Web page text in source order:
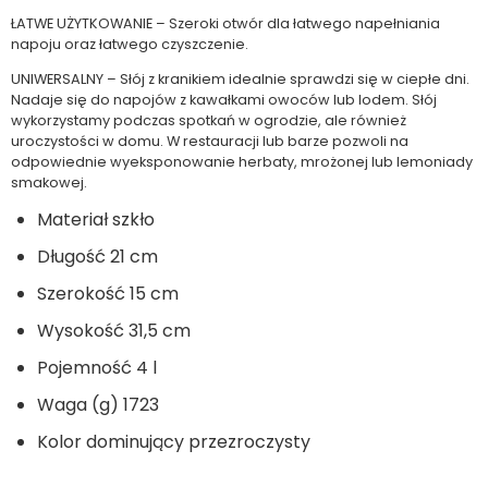
ŁATWE UŻYTKOWANIE – Szeroki otwór dla łatwego napełniania
napoju oraz łatwego czyszczenie.
UNIWERSALNY – Słój z kranikiem idealnie sprawdzi się w ciepłe dni.
Nadaje się do napojów z kawałkami owoców lub lodem. Słój
wykorzystamy podczas spotkań w ogrodzie, ale również
uroczystości w domu. W restauracji lub barze pozwoli na
odpowiednie wyeksponowanie herbaty, mrożonej lub lemoniady
smakowej.
Materiał szkło
Długość 21 cm
Szerokość 15 cm
Wysokość 31,5 cm
Pojemność 4 l
Waga (g) 1723
Kolor dominujący przezroczysty